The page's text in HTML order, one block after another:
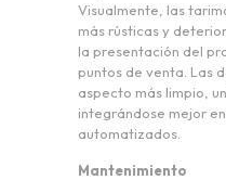
Visualmente, las
más rústicas y
la presentación del
puntos de venta. Las
aspecto más limpio,
integrándose mejor
automatizados.
Mantenimiento